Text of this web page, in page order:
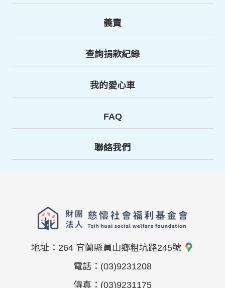
義賣
查詢捐款紀錄
我的愛心車
FAQ
聯絡我們
地址： 264 宜蘭縣員山鄉粗坑路245號
電話： (03)9231208
傳真： (03)9231175